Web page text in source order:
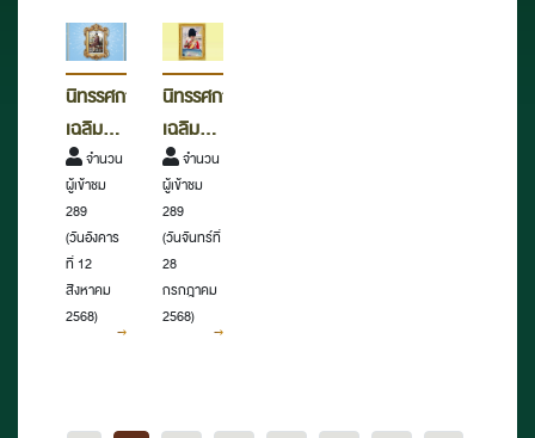
๒๘
กรกฎาคม
๒๕๖๙
ษณ
พระบรม
ราชินี
วัน
คล้าย
วันเฉลิม
พระชนมพรรษา
๓
มิถุนายน
นิทรรศการ
เฉลิมพระเกียรติ
สมเด็จ
พระนาง
เจ้าสิริกิ
ติ์
พระบรม
ราชินีนาถ
จำนวน
ผู้เข้าชม
289
(วันอังคาร
ที่ 12
สิงหาคม
2568)
นิทรรศการ
เฉลิมพระเกียรติ
พระบาท
สมเด็จ
พระเจ้าอยู่หัว
เนื่องใน
วันเฉลิม
พระชนมพรรษา
จำนวน
ผู้เข้าชม
289
(วันจันทร์ที่
28
กรกฎาคม
2568)